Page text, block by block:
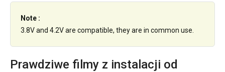
Note :
3.8V and 4.2V are compatible, they are in common use.
Prawdziwe filmy z instalacji od